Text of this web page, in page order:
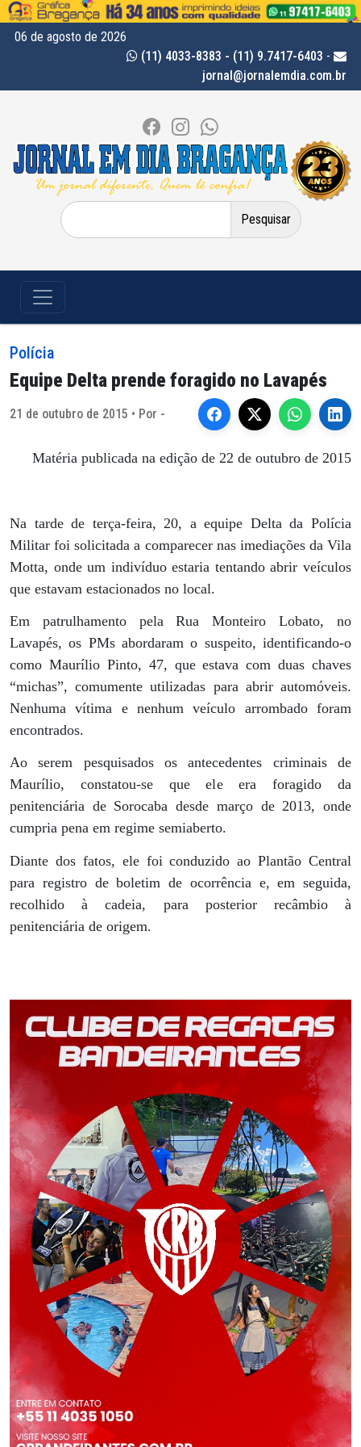
06 de agosto de 2026
(11) 4033-8383 - (11) 9.7417-6403 -
jornal@jornalemdia.com.br
Pesquisar
por:
Polícia
Equipe Delta prende foragido no Lavapés
21 de outubro de 2015 • Por -
Matéria publicada na edição de 22 de outubro de 2015
Na tarde de terça-feira, 20, a equipe Delta da Polícia
Militar foi solicitada a comparecer nas imediações da Vila
Motta, onde um indivíduo estaria tentando abrir veículos
que estavam estacionados no local.
Em patrulhamento pela Rua Monteiro Lobato, no
Lavapés, os PMs abordaram o suspeito, identificando-o
como Maurílio Pinto, 47, que estava com duas chaves
“michas”, comumente utilizadas para abrir automóveis.
Nenhuma vítima e nenhum veículo arrombado foram
encontrados.
Ao serem pesquisados os antecedentes criminais de
Maurílio, constatou-se que ele era foragido da
penitenciária de Sorocaba desde março de 2013, onde
cumpria pena em regime semiaberto.
Diante dos fatos, ele foi conduzido ao Plantão Central
para registro de boletim de ocorrência e, em seguida,
recolhido à cadeia, para posterior recâmbio à
penitenciária de origem.